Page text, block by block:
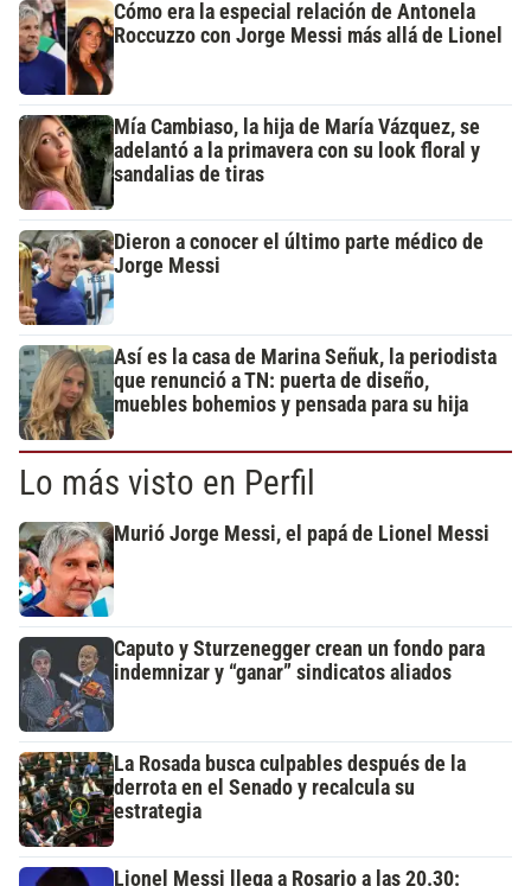
Cómo era la especial relación de Antonela
Roccuzzo con Jorge Messi más allá de Lionel
Mía Cambiaso, la hija de María Vázquez, se
adelantó a la primavera con su look floral y
sandalias de tiras
Dieron a conocer el último parte médico de
Jorge Messi
Así es la casa de Marina Señuk, la periodista
que renunció a TN: puerta de diseño,
muebles bohemios y pensada para su hija
Lo más visto en Perfil
Murió Jorge Messi, el papá de Lionel Messi
Caputo y Sturzenegger crean un fondo para
indemnizar y “ganar” sindicatos aliados
La Rosada busca culpables después de la
derrota en el Senado y recalcula su
estrategia
Lionel Messi llega a Rosario a las 20.30: